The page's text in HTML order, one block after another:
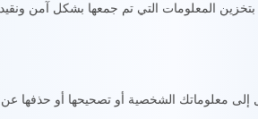
بتخزين المعلومات التي تم جمعها بشكل آمن
معلوماتك الشخصية أو تصحيحها أو حذفها عن